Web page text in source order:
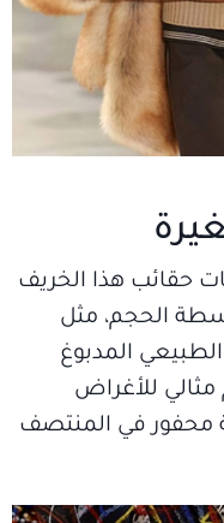
حقائب هذا الخريف
الحجم، مثل
المدبوغ
للأغراض
محفور في المنتصف